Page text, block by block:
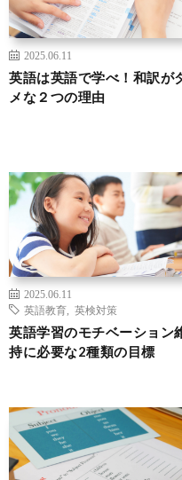
2025.06.11
英語は英語で学べ！和訳が
メな２つの理由
2025.06.11
英語教育
英検対策
英語学習のモチベーション
持に必要な2種類の目標